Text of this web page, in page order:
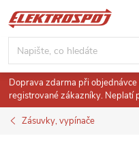
Přejít
na
obsah
Doprava zdarma při
registrované zákazníky. Neplatí
Zásuvky, vypínače